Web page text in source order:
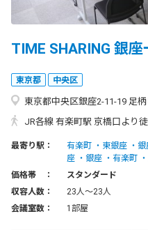
TIME SHARING 銀座
東京都 中央区
東京都中央区銀座2-11-19 足
JR各線 有楽町駅 京橋口より徒歩 7分 東京メトロ有楽町線 銀座一丁目駅 11番出口より徒歩 1分 東京メトロ各線 銀座駅 A13出口より徒歩 4分 東京メトロ日比谷線 東銀座駅 A2出口より徒歩 5分 都営浅草線 宝町駅 A3出口より徒歩 5分 ●JR山手線・京浜東北線をご利用の場合 「有楽町」駅京橋口改札を右へ。表へ出て「交通会館」ビル右に見ながらまっすぐ進んでいただき、柳通りを5分ほど直進すると右手に当施設があります。（徒歩７分） ●東京メトロ有楽町線をご利用の場合 「銀座
最寄り駅： 有楽町 東銀座 銀
座
銀座 有楽町
価格帯 ：
スタンダード
収容人数：
23人〜23人
会議室数：
1部屋